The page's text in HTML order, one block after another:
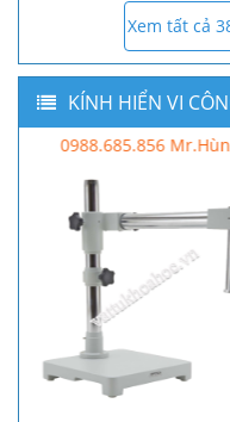
Xem tất cả
KÍNH HIỂN VI
0988.685.856